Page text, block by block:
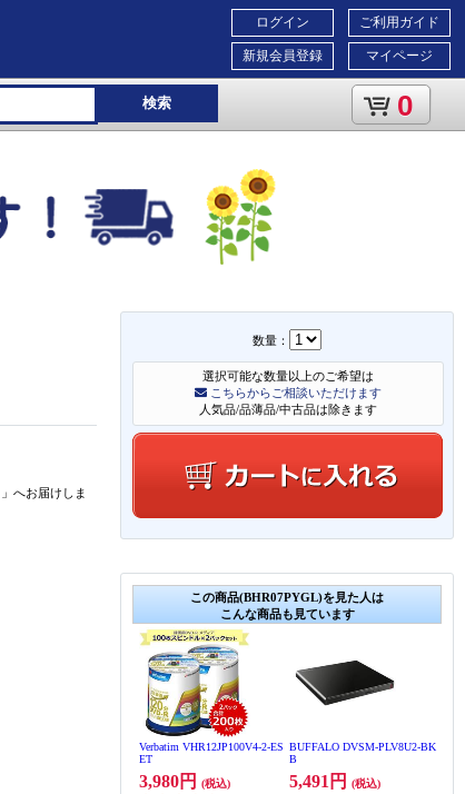
ご利用ガイド
マイページ
ログイン
新規会員登録
検索 0
数量：
選択可能な数量以上のご希望は
こちらからご相談いただけます
人気品/品薄品/中古品は除きます
この商品(BHR07PYGL)を見た人は
こんな商品も見ています
Verbatim VHR12JP100V4-2-ES
ET
3,980円 (税込)
BUFFALO DVSM-PLV8U2-BK
B
5,491円 (税込)
」 へお届けしま